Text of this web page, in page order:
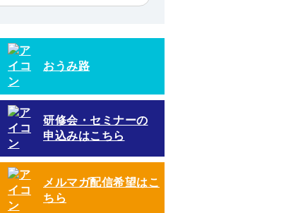
おうみ路
研修会・セミナーの
申込みはこちら
メルマガ配信希望はこ
ちら